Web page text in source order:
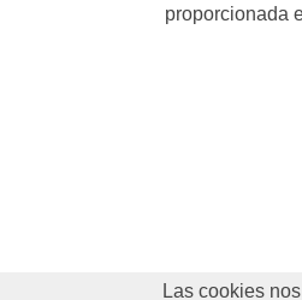
proporcionada
Las cookies